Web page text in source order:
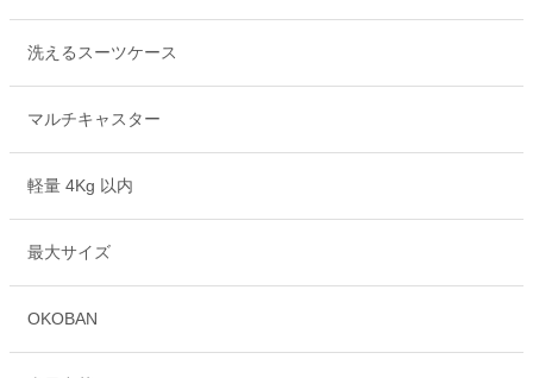
洗えるスーツケース
マルチキャスター
軽量 4Kg 以内
最大サイズ
OKOBAN